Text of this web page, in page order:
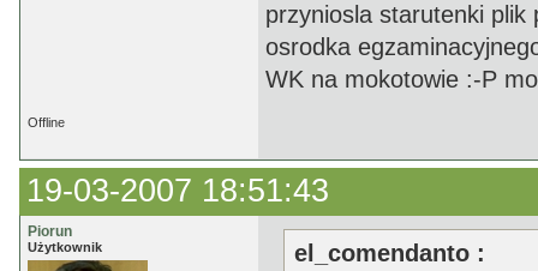
przyniosla starutenki plik
osrodka
WK na mokotowie :-P
Offline
19-03-2007 18:51:43
Piorun
Użytkownik el_comendanto :